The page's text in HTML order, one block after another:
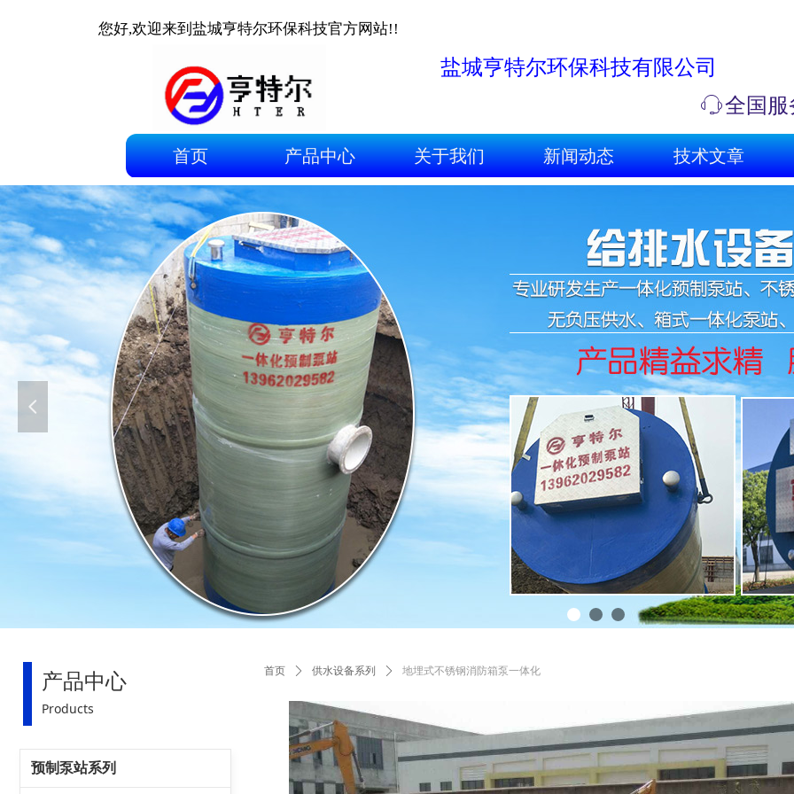
首页
首页
产品中心 关于我们 新闻动态 技术文章
넳
盐城亨特尔环保科技有限公司
ꁱ全国服
您好,欢迎来到盐城亨特尔环保科技官方网站!!
首页 ꄲ 供水设备系列 ꄲ 地埋式不锈钢消防箱泵一体化
预制泵站系列
产品中心
Products